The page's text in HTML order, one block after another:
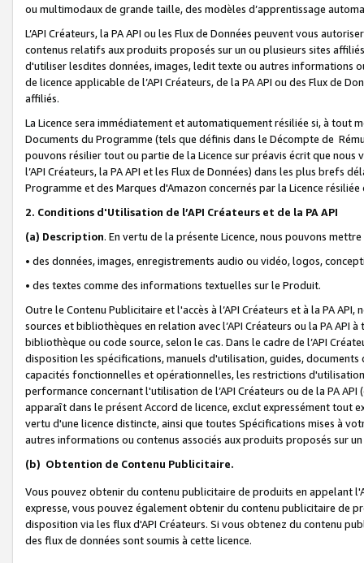
ou multimodaux de grande taille, des modèles d’apprentissage
L’API Créateurs, la PA API ou les Flux de Données peuvent vous
contenus relatifs aux produits proposés sur un ou plusieurs sites
d'utiliser lesdites données, images, ledit texte ou autres informations
de licence applicable de l’API Créateurs, de la PA API ou des Flux de
affiliés.
La Licence sera immédiatement et automatiquement résiliée si, à
Documents du Programme (tels que définis dans le Décompte de
pouvons résilier tout ou partie de la Licence sur préavis écrit que
l’API Créateurs, la PA API et les Flux de Données) dans les plus
Programme et des Marques d'Amazon concernés par la Licence
2. Conditions d'Utilisation de l’API Créateurs et de la PA API
(a) Description. En vertu de la présente Licence, nous pouvons
• des données, images, enregistrements audio ou vidéo, logos,
• des textes comme des informations textuelles sur le Produit.
Outre le Contenu Publicitaire et l'accès à l’API Créateurs et à la PA
sources et bibliothèques en relation avec l’API Créateurs ou la PA
bibliothèque ou code source, selon le cas. Dans le cadre de l’API
disposition les spécifications, manuels d'utilisation, guides,
capacités fonctionnelles et opérationnelles, les restrictions
performance concernant l'utilisation de l’API Créateurs ou de la PA
apparaît dans le présent Accord de licence, exclut expressément tout
vertu d'une licence distincte, ainsi que toutes Spécifications mises à
autres informations ou contenus associés aux produits proposés sur
(b) Obtention de Contenu Publicitaire.
Vous pouvez obtenir du contenu publicitaire de produits en appelant
expresse, vous pouvez également obtenir du contenu publicitaire de
disposition via les flux d'API Créateurs. Si vous obtenez du contenu
des flux de données sont soumis à cette licence.